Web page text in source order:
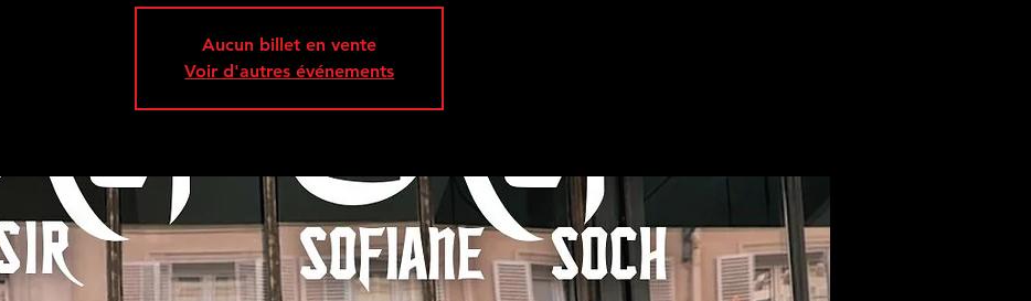
Aucun billet en vente
Voir d'autres événements